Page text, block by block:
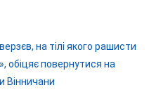
на тілі якого рашисти
обіцяє повернутися на
Вінничани